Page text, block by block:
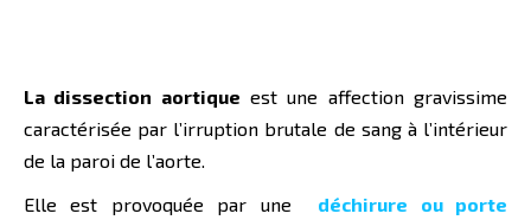
La dissection aortique est une affection gravissime
caractérisée par l’irruption brutale de sang à l’intérieur
de la paroi de l’aorte.
Elle est provoquée par une
déchirure ou porte